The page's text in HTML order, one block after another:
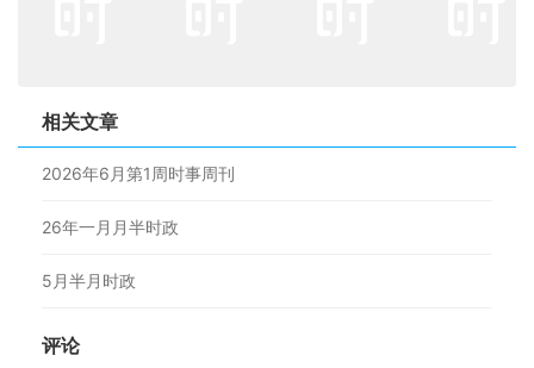
相关文章
2026年6月第1周时事周刊
26年一月月半时政
5月半月时政
评论